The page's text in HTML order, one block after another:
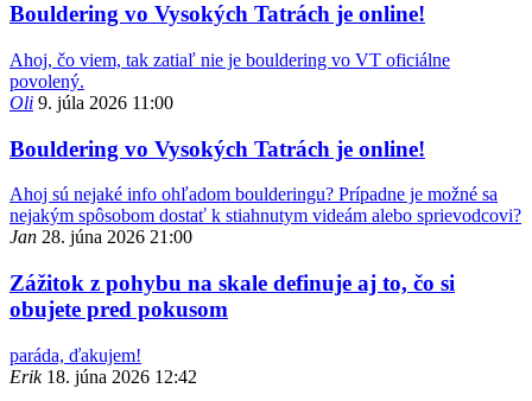
Bouldering vo Vysokých Tatrách je online!
Ahoj, čo viem, tak zatiaľ nie je bouldering vo VT oficiálne
povolený.
Oli 9. júla 2026 11:00
Bouldering vo Vysokých Tatrách je online!
Ahoj sú nejaké info ohľadom boulderingu? Prípadne je možné sa
nejakým spôsobom dostať k stiahnutym videám alebo sprievodcovi?
Jan 28. júna 2026 21:00
Zážitok z pohybu na skale definuje aj to, čo si
obujete pred pokusom
paráda, ďakujem!
Erik 18. júna 2026 12:42